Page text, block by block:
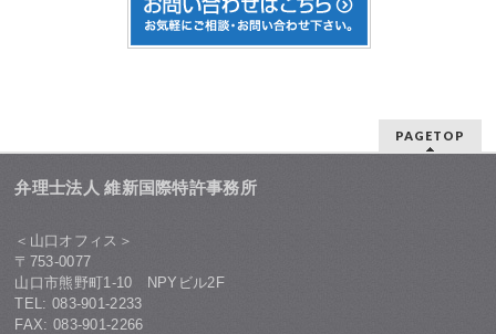
PAGETOP
弁理士法人 維新国際特許事務所
＜山口オフィス＞
〒753-0077
山口市熊野町1-10 NPYビル2F
TEL: 083-901-2233
FAX: 083-901-2266